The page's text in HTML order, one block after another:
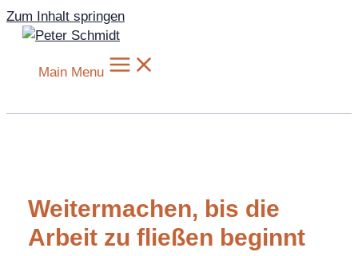
Zum Inhalt springen
Main Menu
Weitermachen, bis die
Arbeit zu fließen beginnt